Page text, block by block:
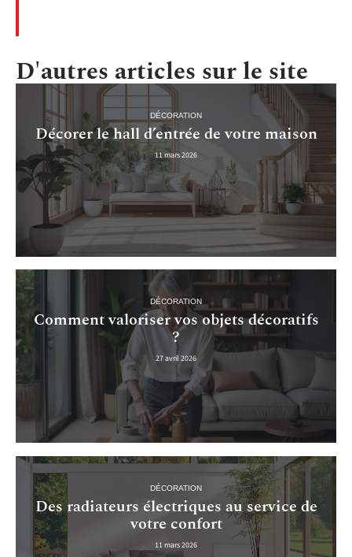
D'autres articles sur le site
DÉCORATION
Décorer le hall d’entrée de votre maison
11 mars 2026
DÉCORATION
Comment valoriser vos objets décoratifs
?
27 avril 2026
DÉCORATION
Des radiateurs électriques au service de
votre confort
11 mars 2026